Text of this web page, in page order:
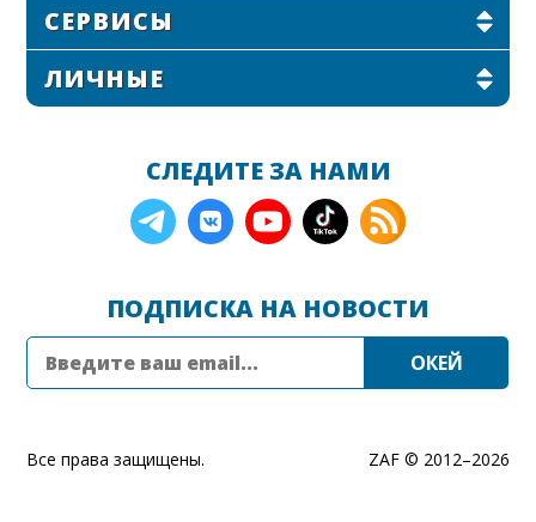
СЕРВИСЫ
ЛИЧНЫЕ
СЛЕДИТЕ ЗА НАМИ
ПОДПИСКА НА НОВОСТИ
ZAF © 2012–2026
Все права защищены.